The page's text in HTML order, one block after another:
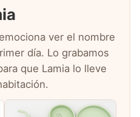
ver el nombre
día. Lo grabamos
que Lamia lo lleve